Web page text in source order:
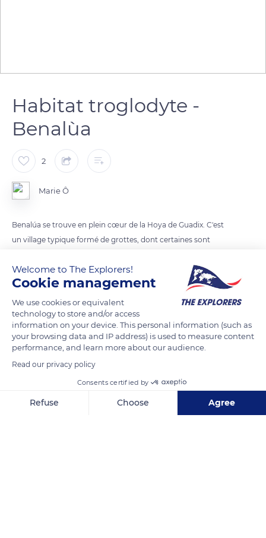
Habitat troglodyte -
Benalùa
2
Marie Ô
Benalúa se trouve en plein cœur de la Hoya de Guadix. C'est
un village typique formé de grottes, dont certaines sont
une vaste zone de badlands et vers le sud, la plaine fertile est
faite de petites parcelles en terrasses jalonnées de canaux
d’irrigation, dont certains sont centenaires.
READ MORE TRANSLATE
Welcome to The Explorers!
Cookie management
We use cookies or equivalent
technology to store and/or access
information on your device. This personal information (such as
your browsing data and IP address) is used to measure content
performance, and learn more about our audience.
Read our privacy policy
Consents certified by
Refuse Choose Agree